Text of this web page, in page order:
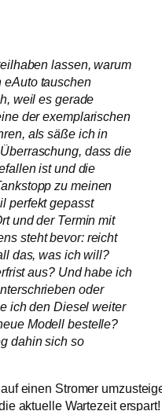
lassen, warum
eAuto tauschen
weil es gerade
der exemplarischen
als säße ich in
dass die
ist und die
zu meinen
perfekt gepasst
und der Termin mit
steht bevor: reicht
das, was ich will?
aus? Und habe ich
oder
ich den Diesel weiter
Modell bestelle?
dahin sich so